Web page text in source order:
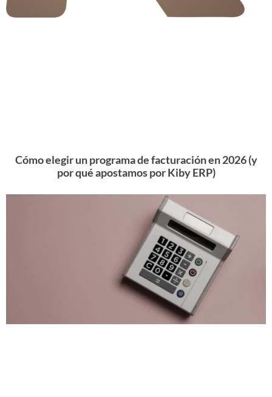
Cómo elegir un programa de facturación en 2026 (y
por qué apostamos por Kiby ERP)